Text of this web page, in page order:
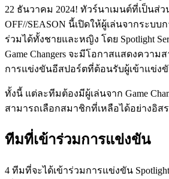
22 ธันวาคม 2024! ทัวร์นาเมนต์ที่เป็นส่
OFF//SEASON นี้เปิดให้ผู้เล่นจากระบบ
ร่วมได้ทั้งชายและหญิง โดย Spotlight
Game Changers จะมีโอกาสแสดงความ
การแข่งขันอีสปอร์ตที่ต้อนรับผู้เข้าแข่ง
ทั้งนี้ แต่ละทีมต้องมีผู้เล่นจาก Game
สามารถเลือกสมาชิกที่เหลือได้อย่างอิส
ทีมที่เข้าร่วมการแข่งขัน
4 ทีมที่จะได้เข้าร่วมการแข่งขัน Spotlight